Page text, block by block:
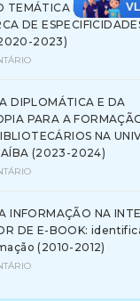
TEMÁTICA DA
DE
2023)
DIPLOMÁTICA E DA
PARA A
NA
(2023-2024)
INFORMAÇÃO NA
DE E-BOOK:
(2010-2012)